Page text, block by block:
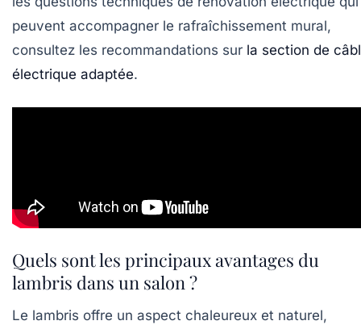
peuvent accompagner le rafraîchissement mural,
consultez les recommandations sur la section de
électrique adaptée.
Quels sont les principaux avantages du
lambris dans un salon ?
Le lambris offre un aspect chaleureux et naturel,